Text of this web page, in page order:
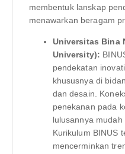
membentuk lanskap
menawarkan beragam
Universitas Bina
University):
pendekatan
khususnya di
dan desain.
penekanan pada
lulusannya mudah
Kurikulum BINUS
mencerminkan